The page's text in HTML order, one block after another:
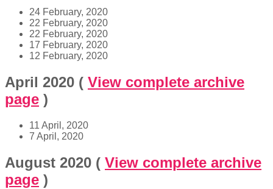
24 February, 2020
22 February, 2020
22 February, 2020
17 February, 2020
12 February, 2020
April 2020 ( View complete archive
page )
11 April, 2020
7 April, 2020
August 2020 ( View complete archive
page )